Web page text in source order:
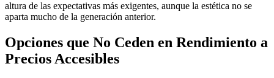
altura de las expectativas más exigentes, aunque la estética no se
aparta mucho de la generación anterior.
Opciones que No Ceden en Rendimiento a
Precios Accesibles